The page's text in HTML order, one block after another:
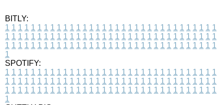
BITLY:
1 1 1 1 1 1 1 1 1 1 1 1 1 1 1 1 1 1 1 1 1 1 1 1 1 1 1 1 1 1 1 1 1
1 1 1 1 1 1 1 1 1 1 1 1 1 1 1 1 1 1 1 1 1 1 1 1 1 1 1 1 1 1 1 1 1
1 1 1 1 1 1 1 1 1 1 1 1 1 1 1 1 1 1 1 1 1 1 1 1 1 1 1 1 1 1 1 1 1
1
SPOTIFY:
1 1 1 1 1 1 1 1 1 1 1 1 1 1 1 1 1 1 1 1 1 1 1 1 1 1 1 1 1 1 1 1 1
1 1 1 1 1 1 1 1 1 1 1 1 1 1 1 1 1 1 1 1 1 1 1 1 1 1 1 1 1 1 1 1 1
1 1 1 1 1 1 1 1 1 1 1 1 1 1 1 1 1 1 1 1 1 1 1 1 1 1 1 1 1 1 1 1 1
1